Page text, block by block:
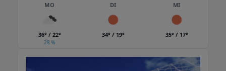
MO
36° / 22°
28 %
DI
34° / 19°
MI
35° / 17°